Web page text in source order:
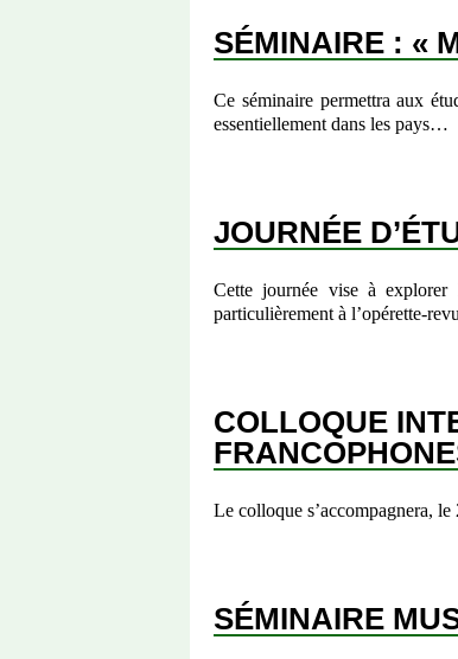
SÉMINAIRE : «
Ce séminaire permettra aux
essentiellement dans les pays…
JOURNÉE
Cette journée vise à explorer
particulièrement à l’opérette-
COLLOQUE
Le colloque s’accompagnera,
SÉMINAIRE